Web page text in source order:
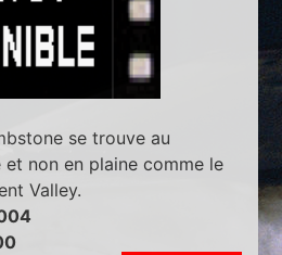
se trouve au
non en plaine comme le
Valley.